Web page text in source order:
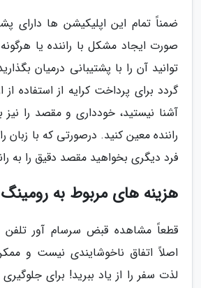
ضمناً تمام این اپلیکیشن ها دارای
صورت ایجاد مشکل با راننده یا
توانید آن را با پشتیبانی درمیان
گردد برای پرداخت کرایه از استفاده
آشنا نیستید، خودداری و مقصد را
راننده معین کنید. درصورتی که با زبان
فرد دیگری بخواهید مقصد دقیق را به
هزینه های مربوط به رومینگ
قطعاً مشاهده قبض سرسام آور تلفن
اصلاً اتفاق ناخوشایندی نیست و
لذت سفر را از یاد ببرید! برای